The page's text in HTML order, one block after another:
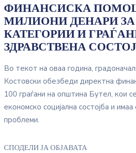
ФИНАНСИСКА
МИЛИОНИ ДЕНАРИ
КАТЕГОРИИ И
ЗДРАВСТВЕНА
Во текот на оваа година,
Костовски обезбеди директна
100 граѓани на општина Бутел, кои
економско социјална состојба и
проблеми.
СПОДЕЛИ ЈА ОБЈАВАТА